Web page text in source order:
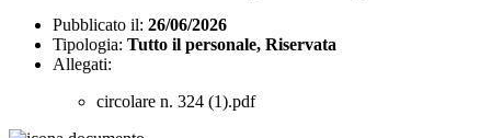
Pubblicato il: 26/06/2026
Tipologia: Tutto il personale, Riservata
Allegati:
circolare n. 324 (1).pdf